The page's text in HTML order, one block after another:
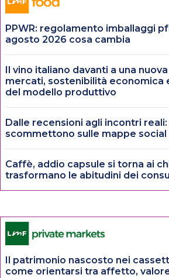
PPWR: regolamento imballaggi
agosto 2026 cosa cambia
Il vino italiano davanti a una
mercati, sostenibilità economica
del modello produttivo
Dalle recensioni agli incontri
scommettono sulle mappe
Caffè, addio capsule si torna ai
trasformano le abitudini dei
Il patrimonio nascosto nei
come orientarsi tra affetto,